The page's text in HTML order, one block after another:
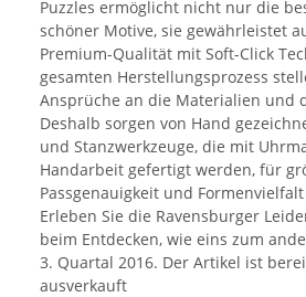
Puzzles ermöglicht nicht nur die
schöner Motive, sie gewährleistet
Premium-Qualität mit Soft-Click
gesamten Herstellungsprozess
Ansprüche an die Materialien und
Deshalb sorgen von Hand
und Stanzwerkzeuge, die mit
Handarbeit gefertigt werden, für
Passgenauigkeit und
Erleben Sie die Ravensburger
beim Entdecken, wie eins zum
3. Quartal 2016. Der Artikel ist
ausverkauft